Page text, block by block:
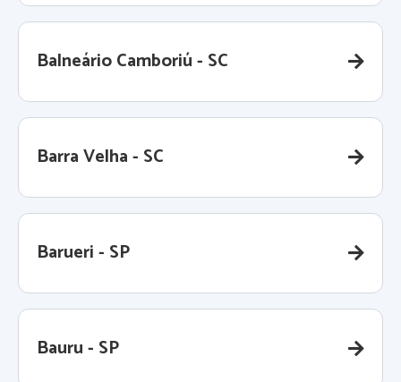
Balneário Camboriú - SC
Barra Velha - SC
Barueri - SP
Bauru - SP